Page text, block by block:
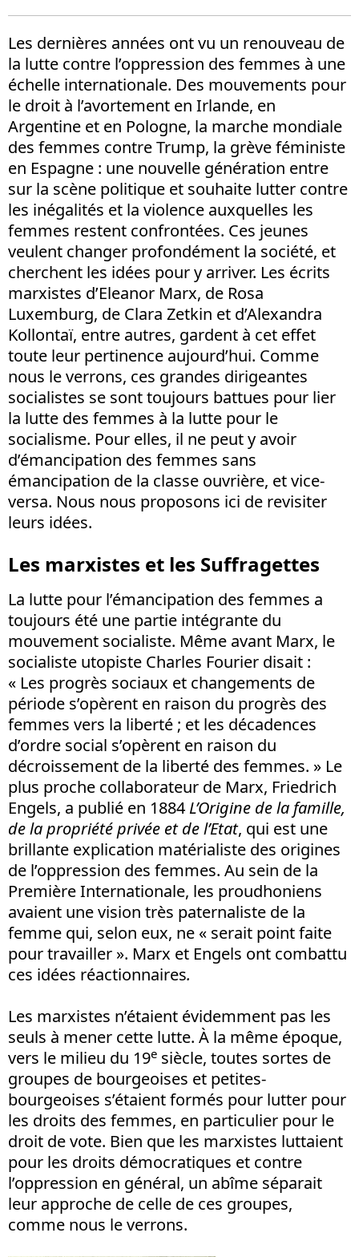
Les dernières années ont vu un renouveau de
la lutte contre l’oppression des femmes à une
échelle internationale. Des mouvements pour
le droit à l’avortement en Irlande, en
Argentine et en Pologne, la marche mondiale
des femmes contre Trump, la grève féministe
en Espagne : une nouvelle génération entre
sur la scène politique et souhaite lutter contre
les inégalités et la violence auxquelles les
femmes restent confrontées. Ces jeunes
veulent changer profondément la société, et
cherchent les idées pour y arriver. Les écrits
marxistes d’Eleanor Marx, de Rosa
Luxemburg, de Clara Zetkin et d’Alexandra
Kollontaï, entre autres, gardent à cet effet
toute leur pertinence aujourd’hui. Comme
nous le verrons, ces grandes dirigeantes
socialistes se sont toujours battues pour lier
la lutte des femmes à la lutte pour le
socialisme. Pour elles, il ne peut y avoir
d’émancipation des femmes sans
émancipation de la classe ouvrière, et vice-
versa. Nous nous proposons ici de revisiter
leurs idées.
Les marxistes et les Suffragettes
La lutte pour l’émancipation des femmes a
toujours été une partie intégrante du
mouvement socialiste. Même avant Marx, le
socialiste utopiste Charles Fourier disait :
« Les progrès sociaux et changements de
période s’opèrent en raison du progrès des
femmes vers la liberté ; et les décadences
d’ordre social s’opèrent en raison du
décroissement de la liberté des femmes. » Le
plus proche collaborateur de Marx, Friedrich
Engels, a publié en 1884 L’Origine de la famille,
de la propriété privée et de l’Etat, qui est une
brillante explication matérialiste des origines
de l’oppression des femmes. Au sein de la
Première Internationale, les proudhoniens
avaient une vision très paternaliste de la
femme qui, selon eux, ne « serait point faite
pour travailler ». Marx et Engels ont combattu
ces idées réactionnaires.
Les marxistes n’étaient évidemment pas les
seuls à mener cette lutte. À la même époque,
vers le milieu du 19e siècle, toutes sortes de
groupes de bourgeoises et petites-
bourgeoises s’étaient formés pour lutter pour
les droits des femmes, en particulier pour le
droit de vote. Bien que les marxistes luttaient
pour les droits démocratiques et contre
l’oppression en général, un abîme séparait
leur approche de celle de ces groupes,
comme nous le verrons.